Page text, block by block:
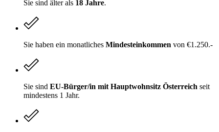
Sie sind älter als 18 Jahre.
Sie haben ein monatliches Mindesteinkommen von €1.250.-
Sie sind EU-Bürger/in mit Hauptwohnsitz Österreich seit
mindestens 1 Jahr.